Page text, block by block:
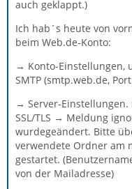
auch geklappt.)
Ich hab´s heute von
beim Web.de-Konto:
→ Konto-Einstellungen,
SMTP (smtp.web.de, Port
→ Server-Einstellungen.
SSL/TLS → Meldung
wurdegeändert. Bitte
verwendete Ordner am
gestartet.
von der Mailadresse)